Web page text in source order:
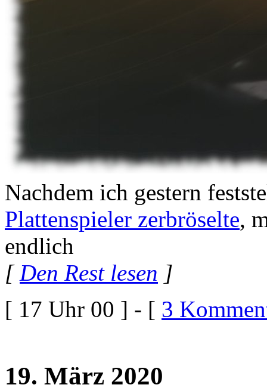
Nachdem ich gestern
Plattenspieler zerbröselte,
endlich
[Den Rest lesen ]
[ 17 Uhr 00 ] - [ 3
19. März 2020